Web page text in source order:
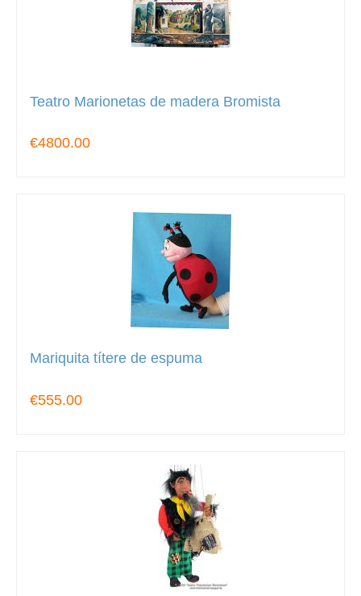
Teatro Marionetas de madera Bromista
€4800.00
Mariquita títere de espuma
€555.00